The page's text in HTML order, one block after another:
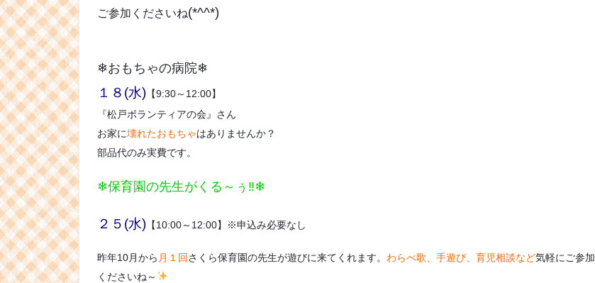
ご参加くださいね(*^^*)
❄おもちゃの病院❄
１８(水) 【9:30～12:00】
『松戸ボランティアの会』さん
お家に壊れたおもちゃはありませんか？
部品代のみ実費です。
❄保育園の先生がくる～ぅ‼❄
２５(水) 【10:00～12:00】※申込み必要なし
昨年10月から 月１回さくら保育園の先生が遊びに来てくれます。 わらべ歌、手遊び、育児相談など気軽にご参加
くださいね～